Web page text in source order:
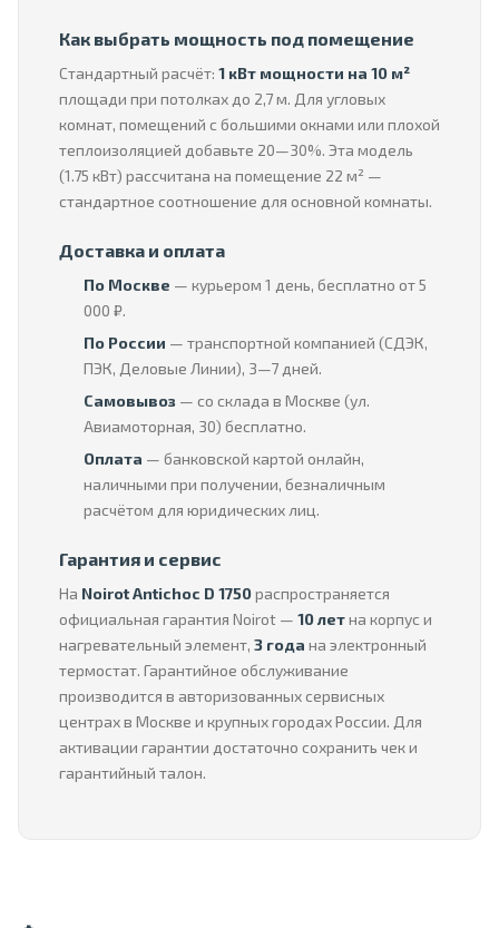
Как выбрать мощность под помещение
Стандартный расчёт: 1 кВт мощности на 10 м²
площади при потолках до 2,7 м. Для угловых
комнат, помещений с большими окнами или плохой
теплоизоляцией добавьте 20—30%. Эта модель
(1.75 кВт) рассчитана на помещение 22 м² —
стандартное соотношение для основной комнаты.
Доставка и оплата
По Москве — курьером 1 день, бесплатно от 5
000 ₽.
По России — транспортной компанией (СДЭК,
ПЭК, Деловые Линии), 3—7 дней.
Самовывоз — со склада в Москве (ул.
Авиамоторная, 30) бесплатно.
Оплата — банковской картой онлайн,
наличными при получении, безналичным
расчётом для юридических лиц.
Гарантия и сервис
На Noirot Antichoc D 1750распространяется
официальная гарантия Noirot — 10 летна корпус и
нагревательный элемент, 3 года на электронный
термостат. Гарантийное обслуживание
производится в авторизованных сервисных
центрах в Москве и крупных городах России. Для
активации гарантии достаточно сохранить чек и
гарантийный талон.